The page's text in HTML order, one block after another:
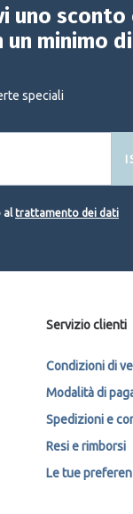
uno sconto
minimo
speciali
altrattamento dei dati
Servizio clienti
Condizioni di
Modalità di
Spedizioni e
Resi e rimborsi
Le tue